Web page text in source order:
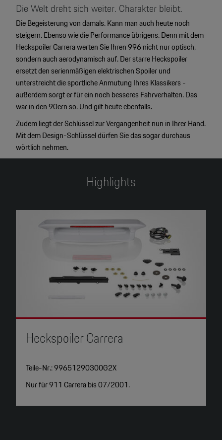
Die Welt dreht sich weiter. Charakter bleibt.
Die Begeisterung von damals. Kann man auch heute noch
steigern. Ebenso wie die Performance übrigens. Denn mit dem
Heckspoiler Carrera werten Sie Ihren 996 nicht nur optisch,
sondern auch aerodynamisch auf. Der starre Heckspoiler
ersetzt den serienmäßigen elektrischen Spoiler und
unterstreicht die sportliche Anmutung Ihres Klassikers -
außerdem sorgt er für ein noch besseres Fahrverhalten. Das
war in den 90ern so. Und gilt heute ebenfalls.
Zudem liegt der Schlüssel zur Vergangenheit nun in Ihrer Hand.
Mit dem Design-Schlüssel dürfen Sie das sogar durchaus
wörtlich nehmen.
Highlights
Heckspoiler Carrera
Teile-Nr.: 99651290300G2X
Nur für 911 Carrera bis 07/2001.